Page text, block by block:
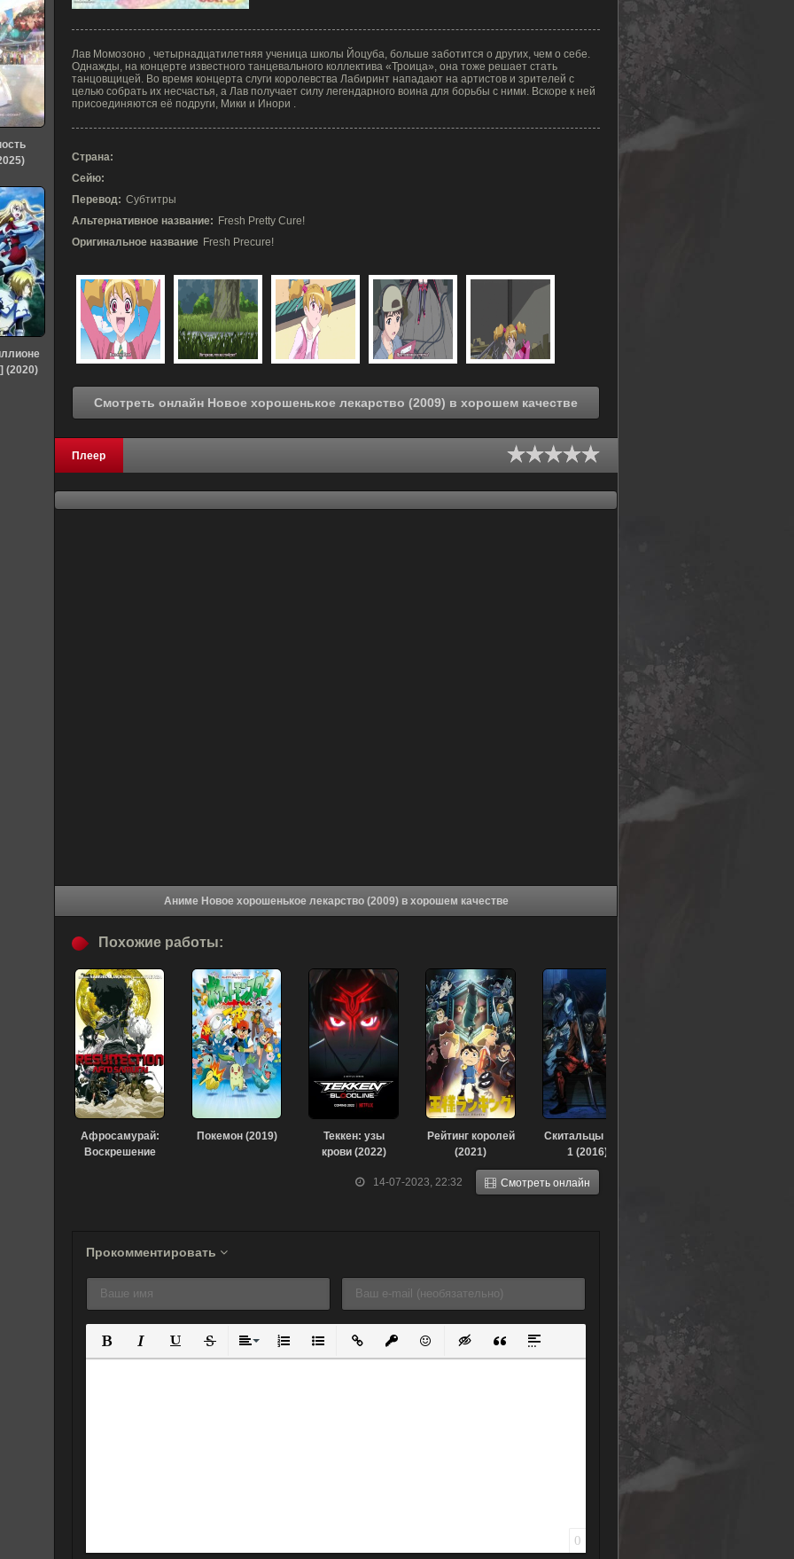
Лав Момозоно , четырнадцатилетняя ученица школы Йоцуба, больше заботится о других, чем о себе.
Однажды, на концерте известного танцевального коллектива «Троица», она тоже решает стать
танцовщицей. Во время концерта слуги королевства Лабиринт нападают на артистов и зрителей с
целью собрать их несчастья, а Лав получает силу легендарного воина для борьбы с ними. Вскоре к ней
присоединяются её подруги, Мики и Инори .
Страна:
Сейю:
Перевод: Субтитры
Альтернативное название: Fresh Pretty Cure!
Оригинальное название Fresh Precure!
Смотреть онлайн Новое хорошенькое лекарство (2009) в хорошем качестве
Плеер
Аниме Новое хорошенькое лекарство (2009) в хорошем качестве
14-07-2023, 22:32 Смотреть онлайн
Похожие работы:
Афросамурай:
Воскрешение
Покемон (2019)
Теккен: узы
крови (2022)
Рейтинг королей
(2021)
Скитальцы OVA-
1 (2016)
Прокомментировать
Полужирный
КурсивПодчеркнутый
ЗачеркнутыйВыравнивание
Нумерованный список
Маркированный список
Вставить ссылку
Вставить защищенную ссылку
Вставить смайлик
Вставка скрытого текста
Вставка цитаты
Вставка спойлера
0
(2020)